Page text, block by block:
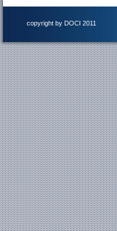
copyright by DOCI 2011